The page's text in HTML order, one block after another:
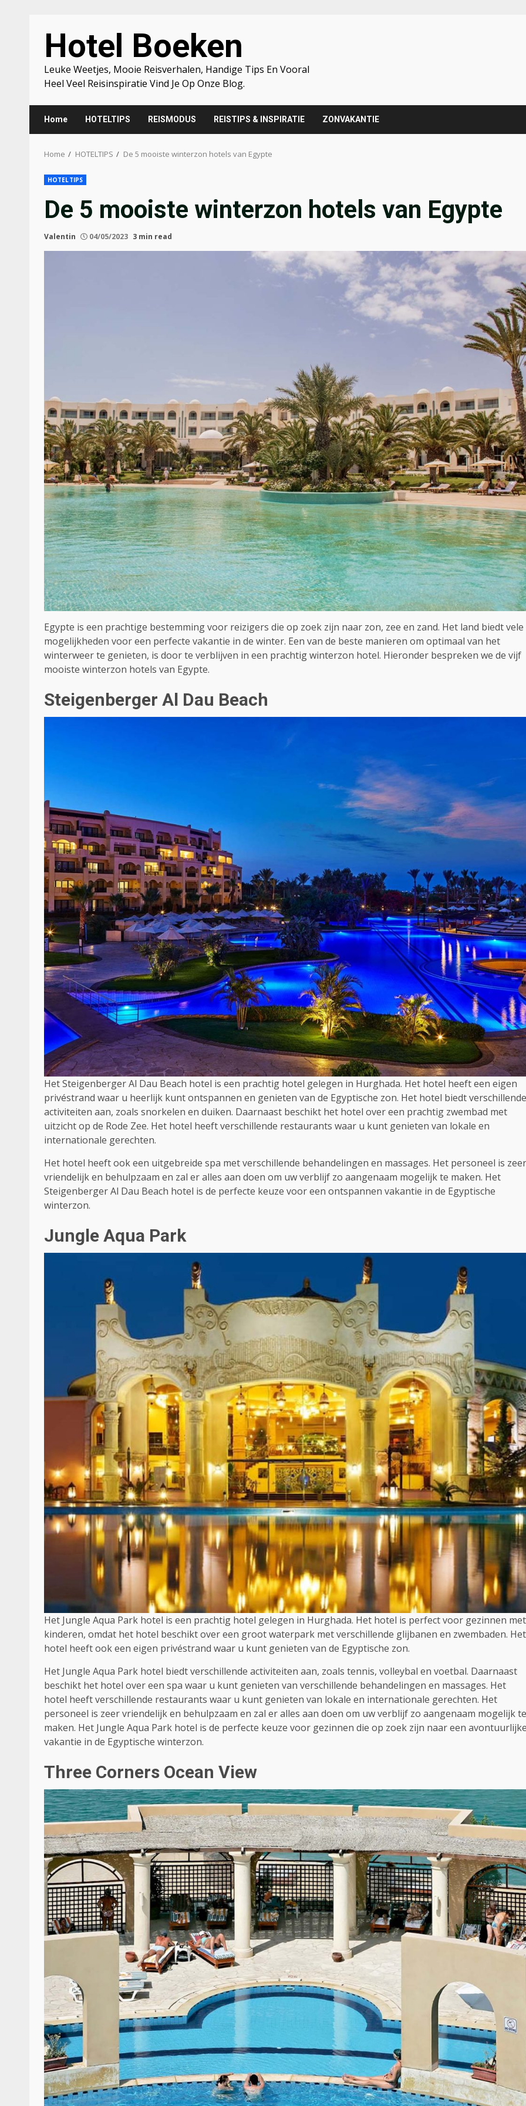
content
Hotel Boeken
Leuke Weetjes, Mooie Reisverhalen, Handige Tips En Vooral
Heel Veel Reisinspiratie Vind Je Op Onze Blog.
Home HOTELTIPS REISMODUS REISTIPS & INSPIRATIE ZONVAKANTIE
Home HOTELTIPS De 5 mooiste winterzon hotels van Egypte
HOTELTIPS
De 5 mooiste winterzon hotels van Egypte
Valentin 04/05/2023 3 min read
Egypte is een prachtige bestemming voor reizigers die op zoek zijn naar zon, zee en zand. Het land biedt vele
mogelijkheden voor een perfecte vakantie in de winter. Een van de beste manieren om optimaal van het
winterweer te genieten, is door te verblijven in een prachtig winterzon hotel. Hieronder bespreken we de vijf
mooiste winterzon hotels van Egypte.
Steigenberger Al Dau Beach
Het Steigenberger Al Dau Beach hotel is een prachtig hotel gelegen in Hurghada. Het hotel heeft een eigen
privéstrand waar u heerlijk kunt ontspannen en genieten van de Egyptische zon. Het hotel biedt verschillende
activiteiten aan, zoals snorkelen en duiken. Daarnaast beschikt het hotel over een prachtig zwembad met
uitzicht op de Rode Zee. Het hotel heeft verschillende restaurants waar u kunt genieten van lokale en
internationale gerechten.
Het hotel heeft ook een uitgebreide spa met verschillende behandelingen en massages. Het personeel is zeer
vriendelijk en behulpzaam en zal er alles aan doen om uw verblijf zo aangenaam mogelijk te maken. Het
Steigenberger Al Dau Beach hotel is de perfecte keuze voor een ontspannen vakantie in de Egyptische
winterzon.
Jungle Aqua Park
Het Jungle Aqua Park hotel is een prachtig hotel gelegen in Hurghada. Het hotel is perfect voor gezinnen met
kinderen, omdat het hotel beschikt over een groot waterpark met verschillende glijbanen en zwembaden. Het
hotel heeft ook een eigen privéstrand waar u kunt genieten van de Egyptische zon.
Het Jungle Aqua Park hotel biedt verschillende activiteiten aan, zoals tennis, volleybal en voetbal. Daarnaast
beschikt het hotel over een spa waar u kunt genieten van verschillende behandelingen en massages. Het
hotel heeft verschillende restaurants waar u kunt genieten van lokale en internationale gerechten. Het
personeel is zeer vriendelijk en behulpzaam en zal er alles aan doen om uw verblijf zo aangenaam mogelijk te
maken. Het Jungle Aqua Park hotel is de perfecte keuze voor gezinnen die op zoek zijn naar een
vakantie in de Egyptische winterzon.
Three Corners Ocean View